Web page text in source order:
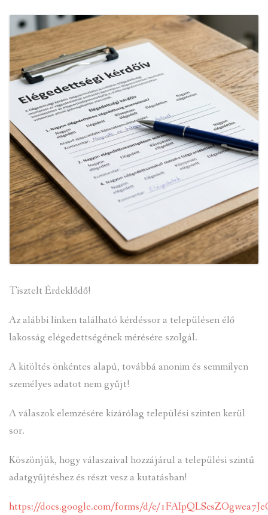
INTÉZMÉNYEK
INFORMÁCIÓK
GALÉRIA
KAPCSOLAT
LETÖLTHETŐ NYOMTATVÁNYOK
VÁLASZTÁS 2026
TELEPÜLÉSIKÉPVISELŐI VAGYONNYILATKOZATOK – 2026.
ÉV
ROMA NEMZETISÉGI ÖNKORMÁNYZATI KÉPVISELŐK
VAGYONNYILATKOZATA – 2026. ÉV
Tisztelt Érdeklődő!
Az alábbi linken található kérdéssor a településen élő
lakosság elégedettségének mérésére szolgál.
A kitöltés önkéntes alapú, továbbá anonim és semmilyen
személyes adatot nem gyűjt!
A válaszok elemzésére kizárólag települési szinten kerül
sor.
Köszönjük, hogy válaszaival hozzájárul a települési szintű
adatgyűjtéshez és részt vesz a kutatásban!
https://docs.google.com/forms/d/e/